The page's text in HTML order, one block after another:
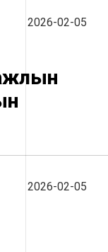
2026-02-05
2026-02-05